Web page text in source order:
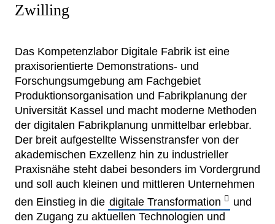
Innovationsfelder
Beratung & Förderung
Netzwerke
Zwilling
Das Kompetenzlabor Digitale Fabrik ist eine
praxisorientierte Demonstrations- und
Forschungsumgebung am Fachgebiet
Produktionsorganisation und Fabrikplanung der
Universität Kassel und macht moderne Methoden
der digitalen Fabrikplanung unmittelbar erlebbar.
Der breit aufgestellte Wissenstransfer von der
akademischen Exzellenz hin zu industrieller
Praxisnähe steht dabei besonders im Vordergrund
und soll auch kleinen und mittleren Unternehmen
den Einstieg in die digitale Transformation
und
den Zugang zu aktuellen Technologien und